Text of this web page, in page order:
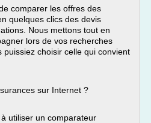
comparer les offres des
quelques clics des devis
Nous mettons tout en
lors de vos recherches
choisir celle qui convient
sur Internet ?
utiliser un comparateur